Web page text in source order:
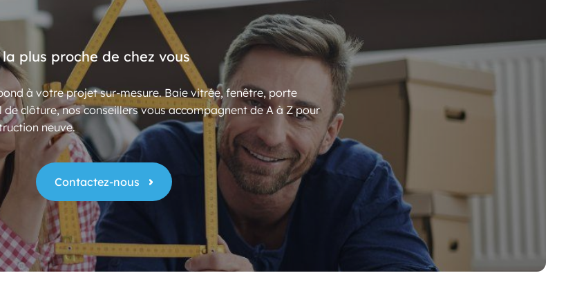
plus proche de chez vous
à votre projet sur-mesure. Baie vitrée, fenêtre, porte
de clôture, nos conseillers vous accompagnent de A à Z pour
neuve.
Contactez-nous